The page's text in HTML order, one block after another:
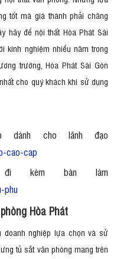
tốt mà giá thành phải chăng
hãy để nội thất Hòa Phát Sài
kinh nghiệm nhiều năm trong
trường, Hòa Phát Sài Gòn
cho quý khách khi sử dụng
dành cho lãnh đạo
cao-cap
kèm bàn làm
phu
Hòa Phát
doanh nghiệp lựa chọn và sử
tủ sắt văn phòng mang trên